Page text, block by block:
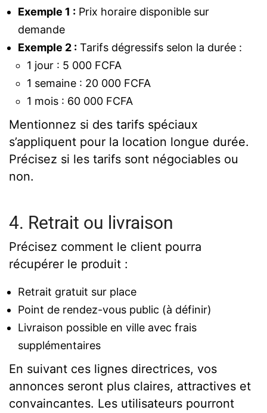
Exemple 1 : Prix horaire disponible sur
demande
Exemple 2 : Tarifs dégressifs selon la durée :
1 jour : 5 000 FCFA
1 semaine : 20 000 FCFA
1 mois : 60 000 FCFA
Mentionnez si des tarifs spéciaux
s’appliquent pour la location longue durée.
Précisez si les tarifs sont négociables ou
non.
4. Retrait ou livraison
Précisez comment le client pourra
récupérer le produit :
Retrait gratuit sur place
Point de rendez-vous public (à définir)
Livraison possible en ville avec frais
supplémentaires
En suivant ces lignes directrices, vos
annonces seront plus claires, attractives et
convaincantes. Les utilisateurs pourront